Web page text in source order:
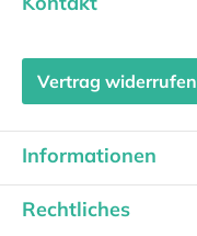
Vertrag widerrufen
Informationen
Rechtliches